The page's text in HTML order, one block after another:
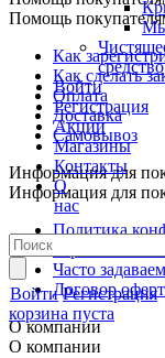
средство
Войти
Регистрация
Акции
Магазины
Контакты
О
нас
Войти Регистрация
корзина пуста
Помощь
Как
Как сделать
Оплата
Доставка
Самовывоз
Информация для
Информация для
Политика
Часто
Договор
О компании
О компании